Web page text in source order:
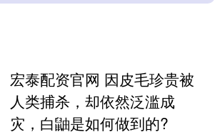
宏泰配资官网 因皮毛珍贵被
人类捕杀，却依然泛滥成
灾，白鼬是如何做到的?